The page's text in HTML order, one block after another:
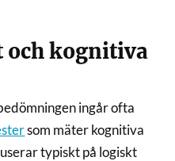
och kognitiva
ingår ofta
som mäter kognitiva
typiskt på logiskt